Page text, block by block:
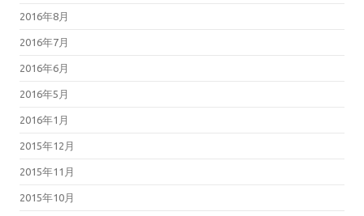
2016年8月
2016年7月
2016年6月
2016年5月
2016年1月
2015年12月
2015年11月
2015年10月